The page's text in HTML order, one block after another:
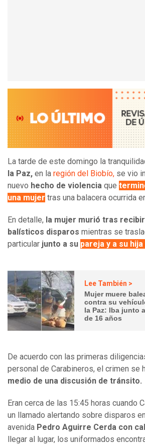
La tarde de este domingo la
la Paz, en la región del Biobío, se vio
nuevo hecho de violencia que
una mujer tras una balacera ocurrida
En detalle, la mujer murió tras
balísticos disparos mientras se
particular junto a su pareja y a su
Lee También >
Mujer muere
contra su
la Paz: Iba junto
de 16 años
De acuerdo con las primeras
personal de Carabineros, el crimen se
medio de una discusión de tránsito.
Eran cerca de las 15:45 horas cuando
un llamado alertando sobre disparos
avenida Pedro Aguirre Cerda con
llegar al lugar, los uniformados